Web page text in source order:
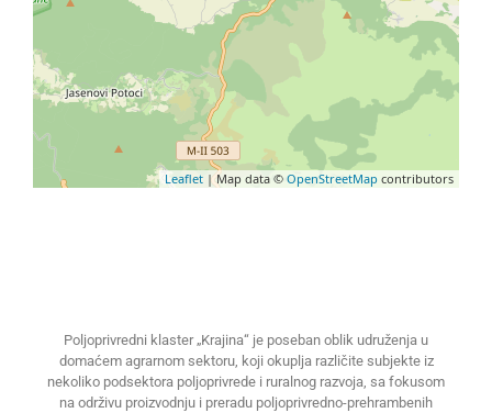
Leaflet | Map data © OpenStreetMap contributors
Poljoprivredni klaster „Krajina“ je poseban oblik udruženja u
domaćem agrarnom sektoru, koji okuplja različite subjekte iz
nekoliko podsektora poljoprivrede i ruralnog razvoja, sa fokusom
na održivu proizvodnju i preradu poljoprivredno-prehrambenih